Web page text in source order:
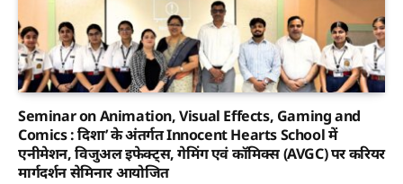
Seminar on Animation, Visual Effects, Gaming and
Comics : दिशा’ के अंतर्गत Innocent Hearts School में
एनीमेशन, विजुअल इफेक्ट्स, गेमिंग एवं कॉमिक्स (AVGC) पर करियर
मार्गदर्शन सेमिनार आयोजित